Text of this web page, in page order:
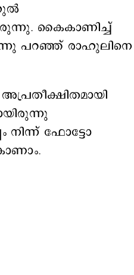
കൈകാണിച്ച്
പറഞ്ഞ് രാഹുലിനെ
നിന്ന് ഫോട്ടോ